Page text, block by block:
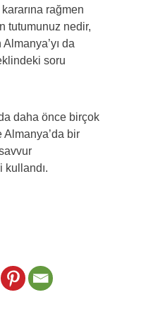
rağmen
tutumunuz nedir,
da
soru
daha önce birçok
Almanya’da bir
kullandı.